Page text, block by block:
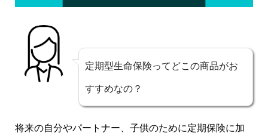
定期型生命保険ってどこの商品がお
すすめなの？
将来の自分やパートナー、子供のために定期保険に加